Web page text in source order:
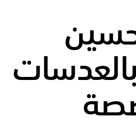
بالعدسات